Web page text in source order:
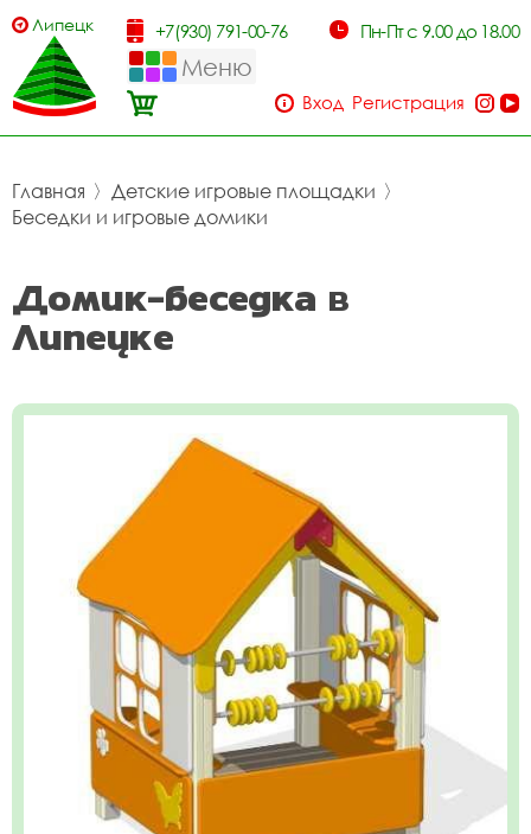
Липецк +7(930) 791-00-76 Пн-Пт с 9.00 до 18.00
Меню
Вход Регистрация
Главная 〉 Детские игровые площадки 〉
Беседки и игровые домики
Домик-беседка в
Липецке